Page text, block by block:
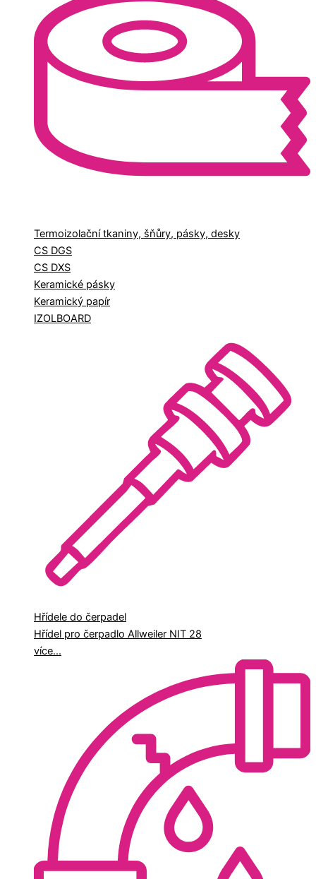
Termoizolační tkaniny, šňůry, pásky, desky
CS DGS
CS DXS
Keramické pásky
Keramický papír
IZOLBOARD
Hřídele do čerpadel
Hřídel pro čerpadlo Allweiler NIT 28
více...